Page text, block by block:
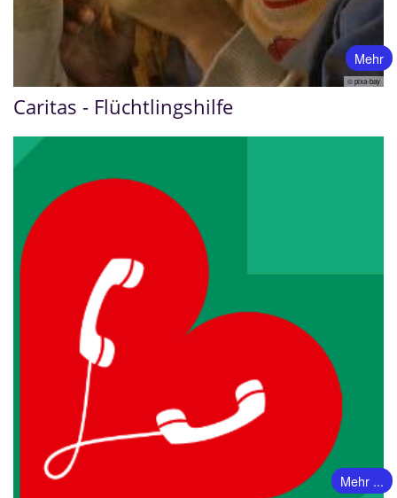
Mehr
© pixa-bay
Caritas - Flüchtlingshilfe
Mehr ...